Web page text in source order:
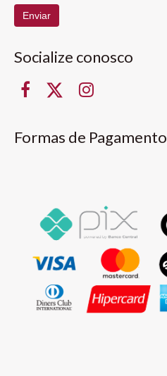
Enviar
Socialize conosco
Formas de Pagamento